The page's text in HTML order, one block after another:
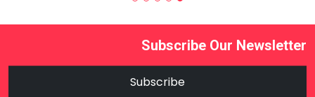
Subscribe Our Newsletter
Subscribe